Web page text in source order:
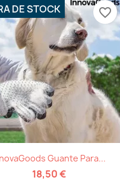
Guante Para...
18,50 €
DE STOCK favorite_border